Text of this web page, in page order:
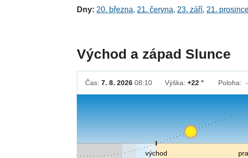
Dny: 20. března, 21. června, 23. září, 21.
Východ a západ Slunce
Čas:7. 8. 2026 08:10 Výška:+22 ° Poloha:
východ